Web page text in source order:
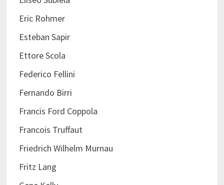
Eric Rohmer
Esteban Sapir
Ettore Scola
Federico Fellini
Fernando Birri
Francis Ford Coppola
Francois Truffaut
Friedrich Wilhelm Murnau
Fritz Lang